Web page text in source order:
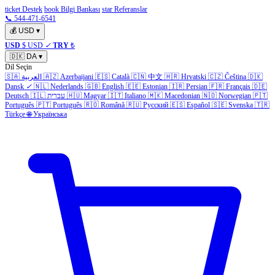
ticket Destek book Bilgi Bankası star Referanslar
📞 544-471-6541
💰 USD ▾
USD $ USD ✓ TRY ₺
🇩🇰 DA ▾
Dil Seçin
🇸🇦 العربية 🇦🇿 Azerbaijani 🇪🇸 Català 🇨🇳 中文 🇭🇷 Hrvatski 🇨🇿 Čeština 🇩🇰
Dansk ✓ 🇳🇱 Nederlands 🇬🇧 English 🇪🇪 Estonian 🇮🇷 Persian 🇫🇷 Français 🇩🇪
Deutsch 🇮🇱 עברית 🇭🇺 Magyar 🇮🇹 Italiano 🇲🇰 Macedonian 🇳🇴 Norwegian 🇵🇹
Português 🇵🇹 Português 🇷🇴 Română 🇷🇺 Русский 🇪🇸 Español 🇸🇪 Svenska 🇹🇷
Türkçe 🌐 Українська